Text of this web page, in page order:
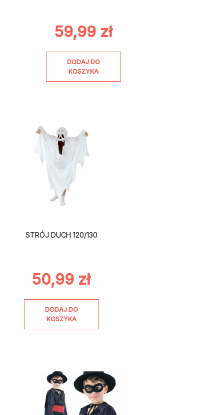
59,99 zł
DODAJ DO
KOSZYKA
STRÓJ DUCH 120/130
50,99 zł
DODAJ DO
KOSZYKA